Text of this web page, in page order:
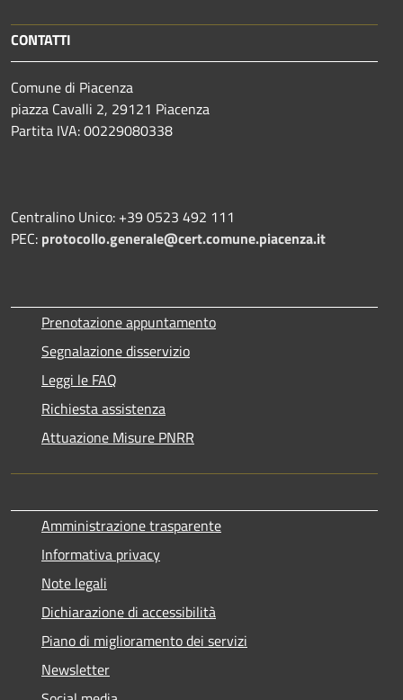
CONTATTI
Comune di Piacenza
piazza Cavalli 2, 29121 Piacenza
Partita IVA: 00229080338
Centralino Unico: +39 0523 492 111
PEC: protocollo.generale@cert.comune.piacenza.it
Prenotazione appuntamento
Segnalazione disservizio
Leggi le FAQ
Richiesta assistenza
Attuazione Misure PNRR
Amministrazione trasparente
Informativa privacy
Note legali
Dichiarazione di accessibilità
Piano di miglioramento dei servizi
Newsletter